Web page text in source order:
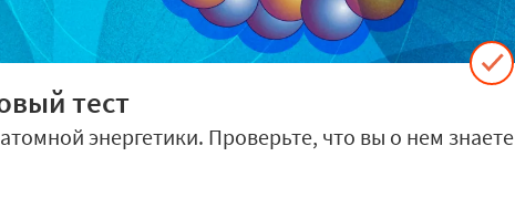
тест
энергетики. Проверьте, что вы о нем знаете